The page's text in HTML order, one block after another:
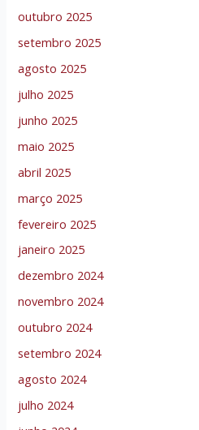
outubro 2025
setembro 2025
agosto 2025
julho 2025
junho 2025
maio 2025
abril 2025
março 2025
fevereiro 2025
janeiro 2025
dezembro 2024
novembro 2024
outubro 2024
setembro 2024
agosto 2024
julho 2024